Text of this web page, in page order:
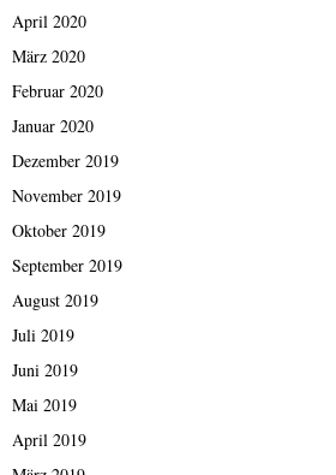
April 2020
März 2020
Februar 2020
Januar 2020
Dezember 2019
November 2019
Oktober 2019
September 2019
August 2019
Juli 2019
Juni 2019
Mai 2019
April 2019